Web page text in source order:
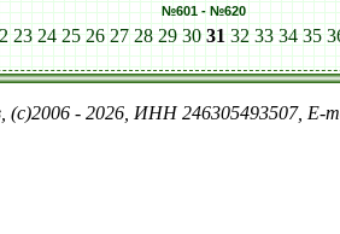
№601 - №620
23 24 25 26 27 28 29 30 31 32 33 34 35
(c)2006 - 2026, ИНН 246305493507, E-